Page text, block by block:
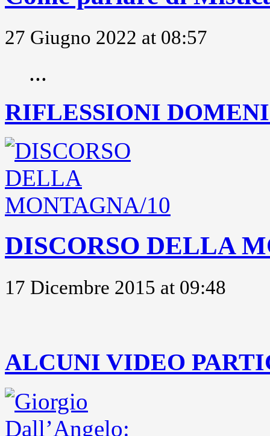
27 Giugno 2022 at 08:57
...
RIFLESSIONI
DISCORSO DELLA
17 Dicembre 2015 at 09:48
ALCUNI VIDEO